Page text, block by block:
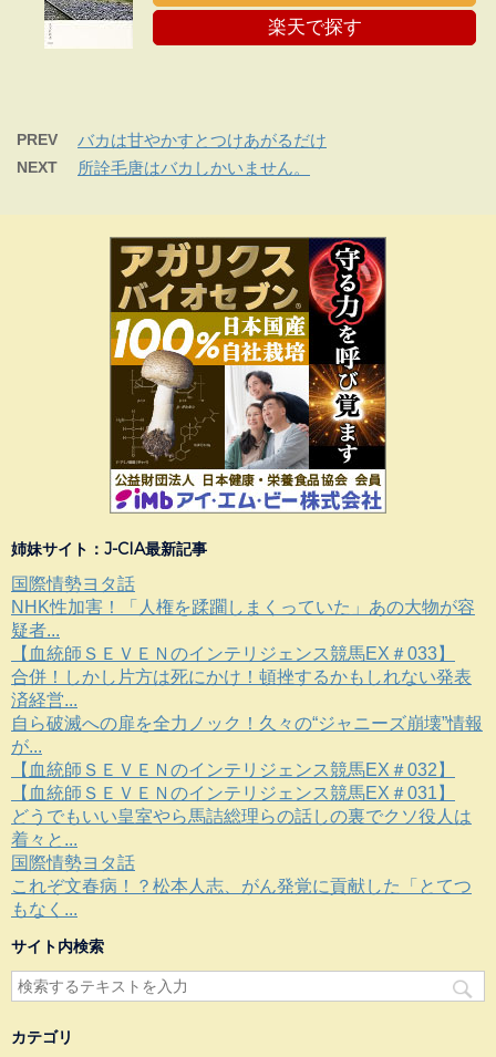
楽天で探す
PREV バカは甘やかすとつけあがるだけ
NEXT 所詮毛唐はバカしかいません。
姉妹サイト：J-CIA最新記事
国際情勢ヨタ話
NHK性加害！「人権を蹂躙しまくっていた」あの大物が容
疑者...
【血統師ＳＥＶＥＮのインテリジェンス競馬EX＃033】
合併！しかし片方は死にかけ！頓挫するかもしれない発表
済経営...
自ら破滅への扉を全力ノック！久々の“ジャニーズ崩壊”情報
が...
【血統師ＳＥＶＥＮのインテリジェンス競馬EX＃032】
【血統師ＳＥＶＥＮのインテリジェンス競馬EX＃031】
どうでもいい皇室やら馬詰総理らの話しの裏でクソ役人は
着々と...
国際情勢ヨタ話
これぞ文春病！？松本人志、がん発覚に貢献した「とてつ
もなく...
サイト内検索
カテゴリ